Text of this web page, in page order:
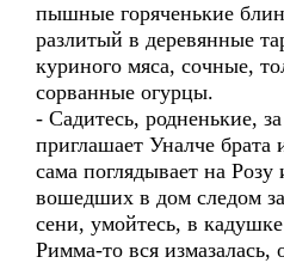
пышные горяченькие
разлитый в деревянные
куриного мяса, сочные,
сорванные огурцы.
- Садитесь, родненькие,
приглашает Уналче брата
сама поглядывает на
вошедших в дом следом
сени, умойтесь, в
Римма-то вся измазалась,